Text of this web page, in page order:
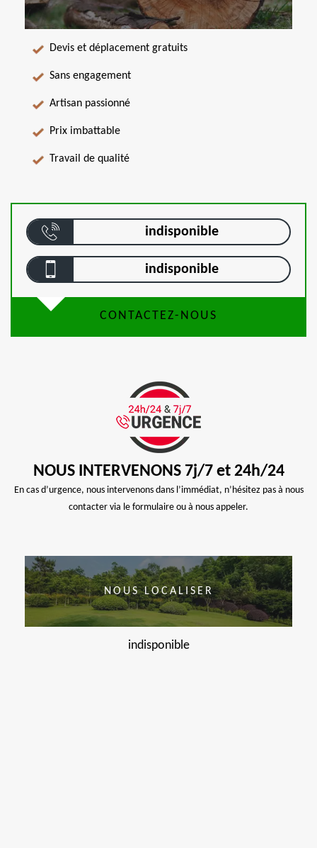
Devis et déplacement gratuits
Sans engagement
Artisan passionné
Prix imbattable
Travail de qualité
indisponible
indisponible
CONTACTEZ-NOUS
NOUS INTERVENONS 7j/7 et 24h/24
En cas d’urgence, nous intervenons dans l’immédiat, n’hésitez pas à nous
contacter via le formulaire ou à nous appeler.
NOUS LOCALISER
indisponible